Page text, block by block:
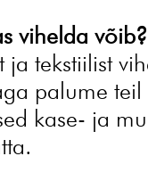
vihelda võib?
ja tekstiilist
palume teil
kase- ja